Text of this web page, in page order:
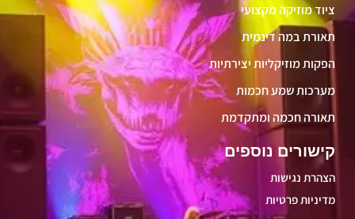
קישורים נוספים
הצהרת נגישות
מדיניות פרטיות
ציוד מוזיקה מקצועי
תאורת במה דינמית
הפקות מוזיקליות יצירתיות
מערכות שמע חכמות
תאורה חכמה ומתקדמת